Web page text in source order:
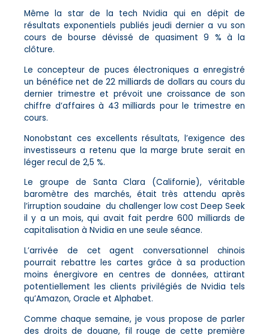
Même la star de la tech Nvidia qui en dépit de
résultats exponentiels publiés jeudi dernier a vu son
cours de bourse dévissé de quasiment 9 % à la
clôture.
Le concepteur de puces électroniques a enregistré
un bénéfice net de 22 milliards de dollars au cours du
dernier trimestre et prévoit une croissance de son
chiffre d’affaires à 43 milliards pour le trimestre en
cours.
Nonobstant ces excellents résultats, l’exigence des
investisseurs a retenu que la marge brute serait en
léger recul de 2,5 %.
Le groupe de Santa Clara (Californie), véritable
baromètre des marchés, était très attendu après
l’irruption soudaine du challenger low cost Deep Seek
il y a un mois, qui avait fait perdre 600 milliards de
capitalisation à Nvidia en une seule séance.
L’arrivée de cet agent conversationnel chinois
pourrait rebattre les cartes grâce à sa production
moins énergivore en centres de données, attirant
potentiellement les clients privilégiés de Nvidia tels
qu’Amazon, Oracle et Alphabet.
Comme chaque semaine, je vous propose de parler
des droits de douane, fil rouge de cette première